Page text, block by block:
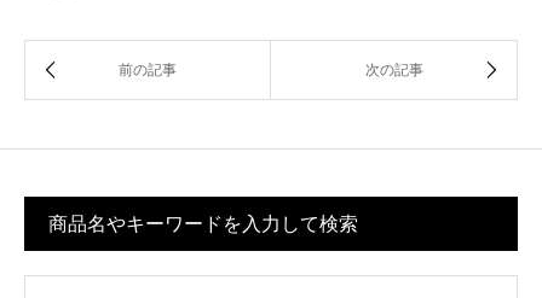
商品名やキーワードを入力して検索